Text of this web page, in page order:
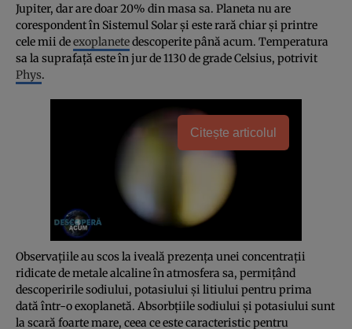
Jupiter, dar are doar 20% din masa sa. Planeta nu are
corespondent în Sistemul Solar şi este rară chiar şi printre
cele mii deexoplanetedescoperite până acum. Temperatura
sa la suprafaţă este în jur de 1130 de grade Celsius, potrivit
Phys.
Citește articolul
Observaţiile au scos la iveală prezenţa unei concentraţii
ridicate de metale alcaline în atmosfera sa, permiţând
descoperirile sodiului, potasiului şi litiului pentru prima
dată într-o exoplanetă. Absorbţiile sodiului şi potasiului sunt
la scară foarte mare, ceea ce este caracteristic pentru